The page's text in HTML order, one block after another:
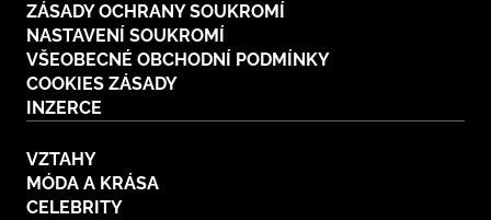
ZÁSADY OCHRANY SOUKROMÍ
NASTAVENÍ SOUKROMÍ
VŠEOBECNÉ OBCHODNÍ PODMÍNKY
COOKIES ZÁSADY
INZERCE
VZTAHY
MÓDA A KRÁSA
CELEBRITY